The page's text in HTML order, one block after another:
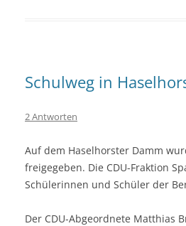
Schulweg in
2 Antworten
Auf dem Haselhorster Damm
freigegeben. Die CDU-Fraktion
Schülerinnen und Schüler der
Der CDU-Abgeordnete Matthias